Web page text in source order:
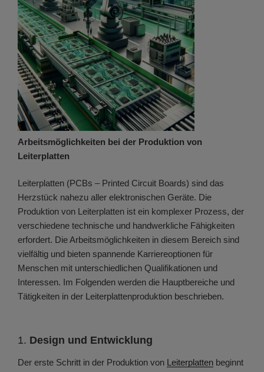
Arbeitsmöglichkeiten bei der Produktion von
Leiterplatten
Leiterplatten (PCBs – Printed Circuit Boards) sind das
Herzstück nahezu aller elektronischen Geräte. Die
Produktion von Leiterplatten ist ein komplexer Prozess, der
verschiedene technische und handwerkliche Fähigkeiten
erfordert. Die Arbeitsmöglichkeiten in diesem Bereich sind
vielfältig und bieten spannende Karriereoptionen für
Menschen mit unterschiedlichen Qualifikationen und
Interessen. Im Folgenden werden die Hauptbereiche und
Tätigkeiten in der Leiterplattenproduktion beschrieben.
1. Design und Entwicklung
Der erste Schritt in der Produktion von Leiterplatten beginnt